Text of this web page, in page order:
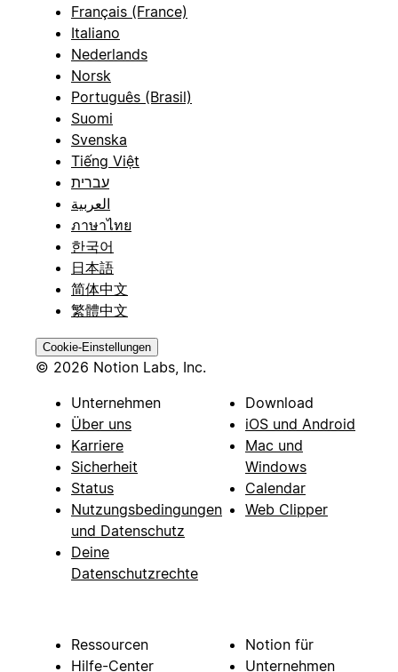
Français (France)
Italiano
Nederlands
Norsk
Português (Brasil)
Suomi
Svenska
Tiếng Việt
עברית
العربية
ภาษาไทย
한국어
日本語
简体中文
繁體中文
Cookie-Einstellungen
© 2026 Notion Labs, Inc.
Unternehmen
Über uns
Karriere
Sicherheit
Status
Nutzungsbedingungen
und Datenschutz
Deine
Datenschutzrechte
Download
iOS und Android
Mac und
Windows
Calendar
Web Clipper
Ressourcen
Hilfe-Center
Notion für
Unternehmen